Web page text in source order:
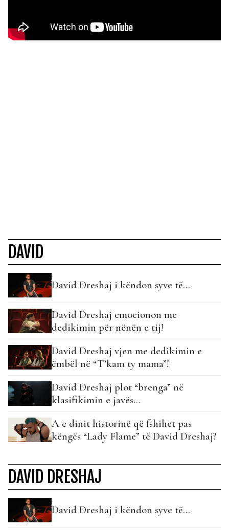
DAVID
David Dreshaj i këndon syve të…
David Dreshaj emocionon me
dedikimin për nënën e tij!
David Dreshaj vjen me dedikimin e
ëmbël në “T’kam ty mama”!
David Dreshaj plot “brenga” në
klasifikimin e javës…
A e dinit historinë që fshihet pas
këngës “Lady Flame” të David Dreshaj?
DAVID DRESHAJ
David Dreshaj i këndon syve të…